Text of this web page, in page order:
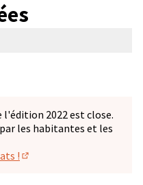
l'édition 2022 est close.
les habitantes et les
!